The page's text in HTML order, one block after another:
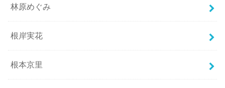
林原めぐみ
根岸実花
根本京里